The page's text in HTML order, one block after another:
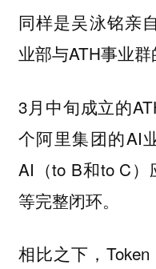
同样是吴泳铭亲
业部与ATH事业群
3月中旬成立的
个阿里集团的AI
AI（to B和to C
等完整闭环。
相比之下，